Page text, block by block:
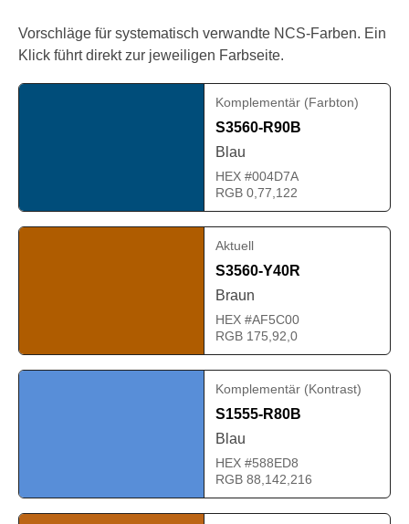
Vorschläge für systematisch verwandte NCS-Farben. Ein
Klick führt direkt zur jeweiligen Farbseite.
Komplementär (Farbton)
S3560-R90B
Blau
HEX #004D7A
RGB 0,77,122
Aktuell
S3560-Y40R
Braun
HEX #AF5C00
RGB 175,92,0
Komplementär (Kontrast)
S1555-R80B
Blau
HEX #588ED8
RGB 88,142,216